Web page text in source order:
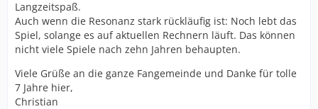
Langzeitspaß.
Auch wenn die Resonanz stark rückläufig ist: Noch lebt das
Spiel, solange es auf aktuellen Rechnern läuft. Das können
nicht viele Spiele nach zehn Jahren behaupten.
Viele Grüße an die ganze Fangemeinde und Danke für tolle
7 Jahre hier,
Christian